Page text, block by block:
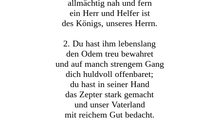
allmächtig nah und fern
ein Herr und Helfer ist
des Königs, unseres Herrn.
2. Du hast ihm lebenslang
den Odem treu bewahret
und auf manch strengem Gang
dich huldvoll offenbaret;
du hast in seiner Hand
das Zepter stark gemacht
und unser Vaterland
mit reichem Gut bedacht.